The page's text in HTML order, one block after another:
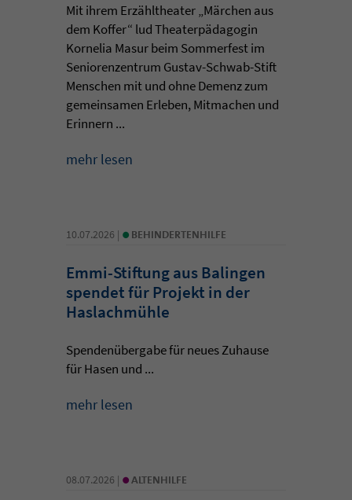
Mit ihrem Erzähltheater „Märchen aus
dem Koffer“ lud Theaterpädagogin
Kornelia Masur beim Sommerfest im
Seniorenzentrum Gustav-Schwab-Stift
Menschen mit und ohne Demenz zum
gemeinsamen Erleben, Mitmachen und
Erinnern ...
mehr lesen
10.07.2026 | • BEHINDERTENHILFE
Emmi-Stiftung aus Balingen
spendet für Projekt in der
Haslachmühle
Spendenübergabe für neues Zuhause
für Hasen und ...
mehr lesen
08.07.2026 | • ALTENHILFE